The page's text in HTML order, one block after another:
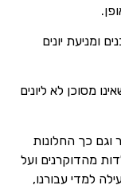
ומניעת יונים
מסוכן לא ליונים
וגם כך החלונות
מהדוקרנים ועל
למדי עבורנו,